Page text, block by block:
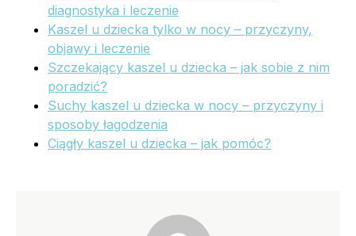
diagnostyka i leczenie
Kaszel u dziecka tylko w nocy – przyczyny,
objawy i leczenie
Szczekający kaszel u dziecka – jak sobie z nim
poradzić?
Suchy kaszel u dziecka w nocy – przyczyny i
sposoby łagodzenia
Ciągły kaszel u dziecka – jak pomóc?